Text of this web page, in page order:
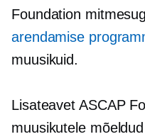
Foundation
arendamise
muusikuid.
Lisateavet ASCAP
muusikutele